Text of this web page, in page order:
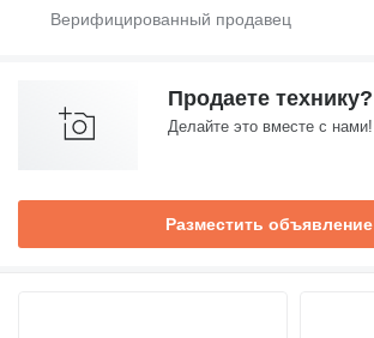
Продаете технику?
Делайте это вместе с нами!
Разместить объявление